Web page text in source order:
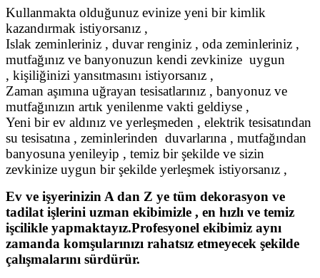
Kullanmakta olduğunuz evinize yeni bir kimlik
kazandırmak istiyorsanız ,
Islak zeminleriniz , duvar renginiz , oda zeminleriniz ,
mutfağınız ve banyonuzun kendi zevkinize uygun
, kişiliğinizi yansıtmasını istiyorsanız ,
Zaman aşımına uğrayan tesisatlarınız , banyonuz ve
mutfağınızın artık yenilenme vakti geldiyse ,
Yeni bir ev aldınız ve yerleşmeden , elektrik tesisatından
su tesisatına , zeminlerinden duvarlarına , mutfağından
banyosuna yenileyip , temiz bir şekilde ve sizin
zevkinize uygun bir şekilde yerleşmek istiyorsanız ,
Ev ve işyerinizin A dan Z ye tüm dekorasyon ve
tadilat işlerini uzman ekibimizle , en hızlı ve temiz
işcilikle yapmaktayız.Profesyonel ekibimiz aynı
zamanda komşularınızı rahatsız etmeyecek şekilde
çalışmalarını sürdürür.